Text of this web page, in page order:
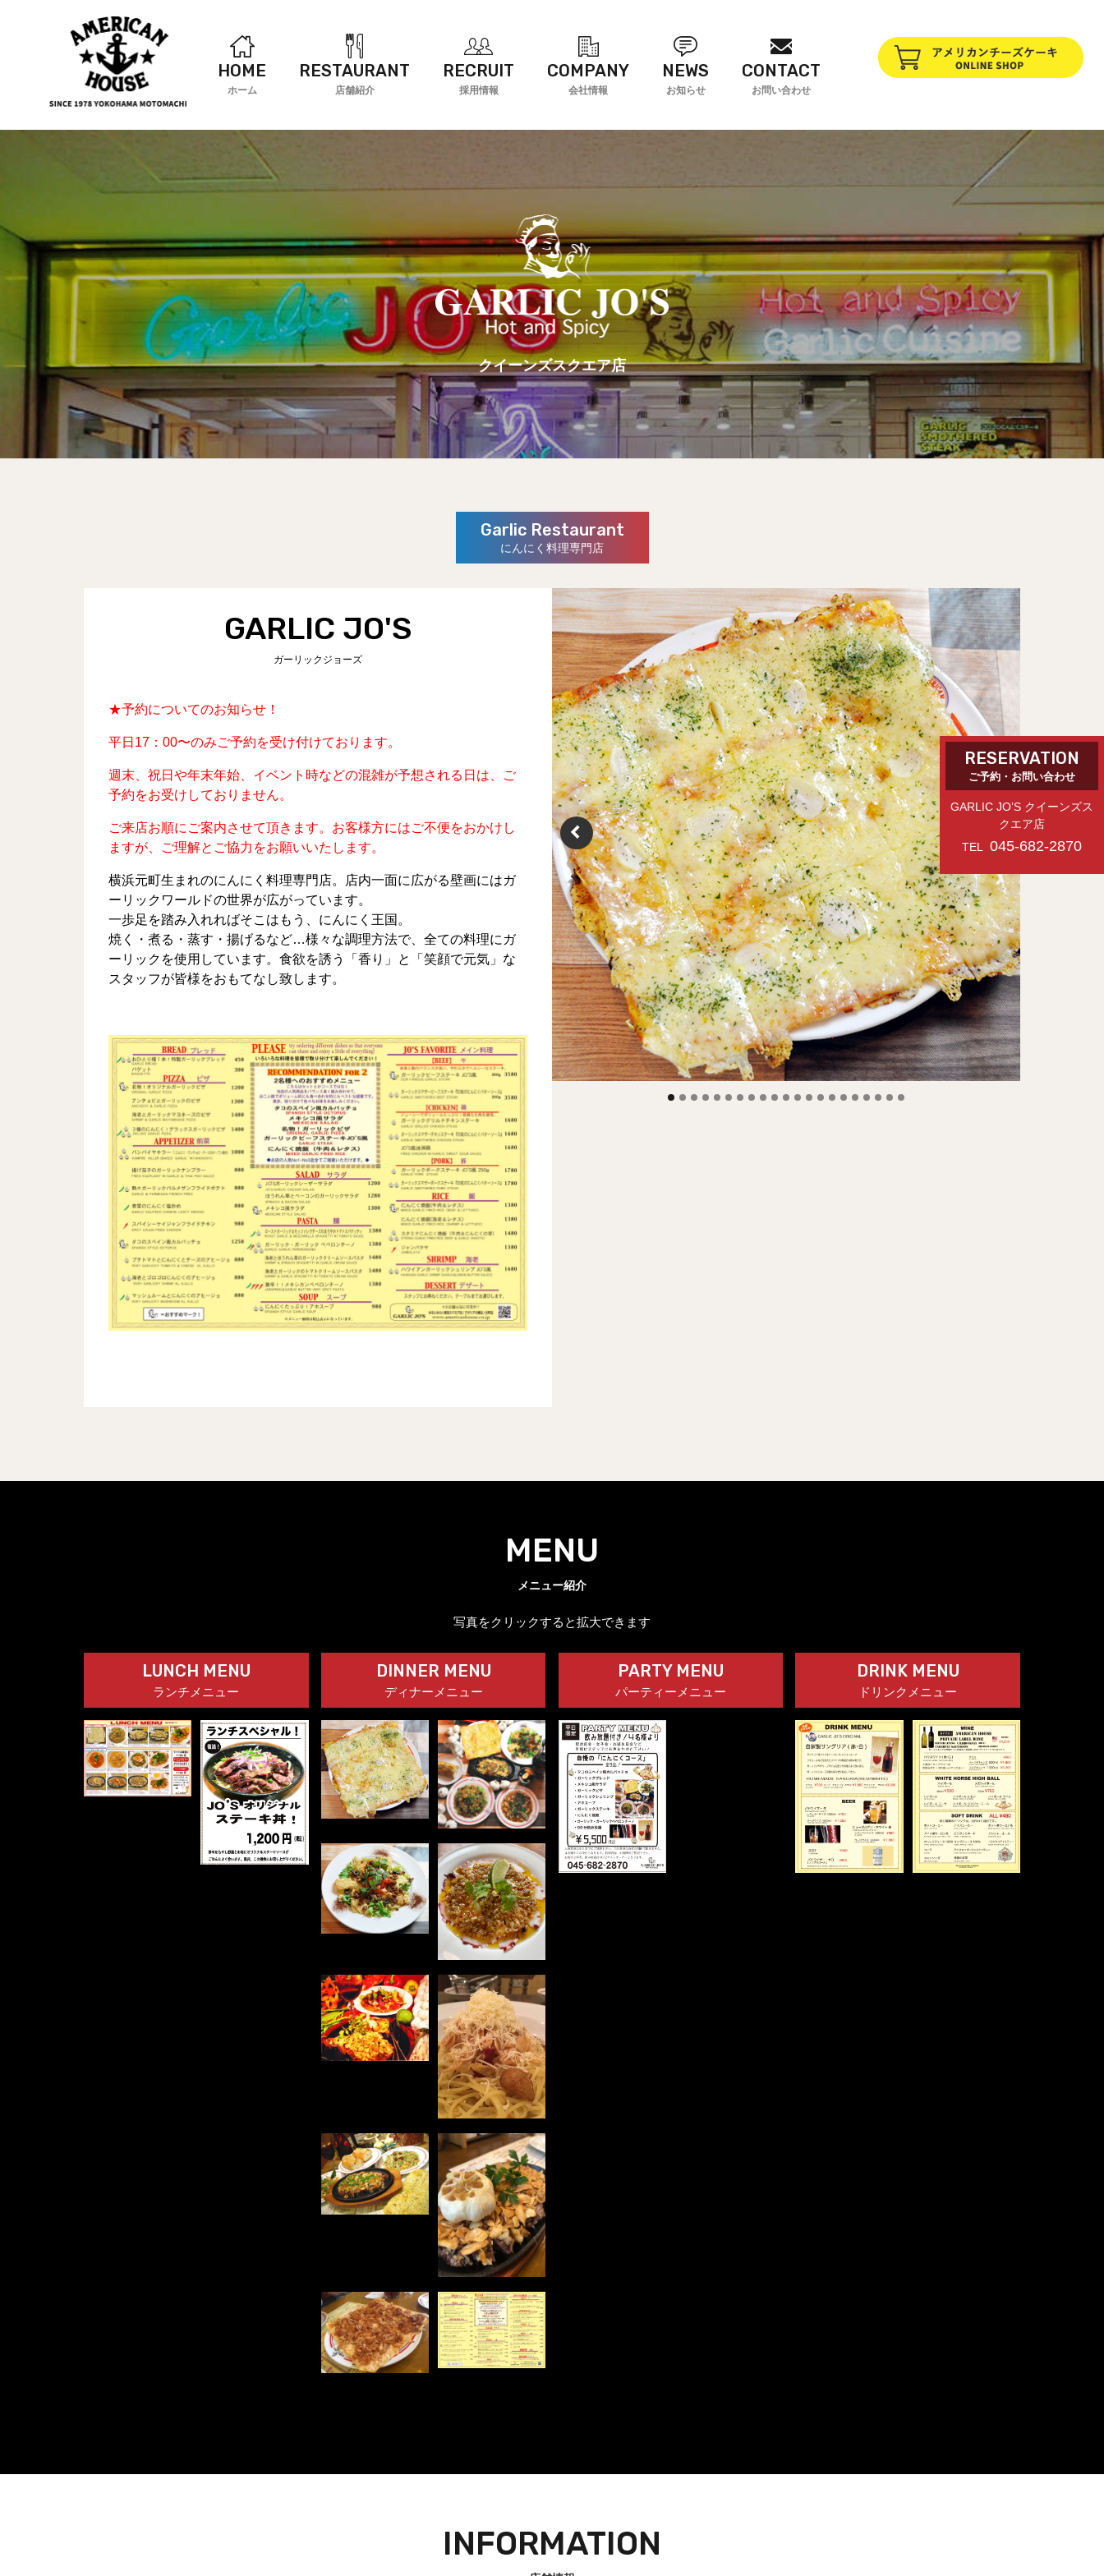
HOME
ホーム
RESTAURANT
店舗紹介
RECRUIT
採用情報
COMPANY
会社情報
NEWS
お知らせ
CONTACT
お問い合わせ
クイーンズスクエア店
Garlic Restaurant
にんにく料理専門店
​GARLIC JO'S
ガーリックジョーズ
★予約についてのお知らせ！
平日17：00〜のみご予約を受け付けております。
週末、祝日や年末年始、イベント時などの混雑が予想される日は、ご
予約をお受けしておりません。
ご来店お順にご案内させて頂きます。お客様方にはご不便をおかけし
ますが、ご理解とご協力をお願いいたします。
横浜元町生まれのにんにく料理専門店。店内一面に広がる壁画にはガ
ーリックワールドの世界が広がっています。
一歩足を踏み入れればそこはもう、にんにく王国。
焼く・煮る・蒸す・揚げるなど…様々な調理方法で、全ての料理にガ
ーリックを使用しています。食欲を誘う「香り」と「笑顔で元気」な
スタッフが皆様をおもてなし致します。
MENU
メニュー紹介
写真をクリックすると拡大できます
LUNCH MENU
ランチメニュー
DINNER MENU
ディナーメニュー
PARTY MENU
パーティーメニュー
DRINK MENU
ドリンクメニュー
INFORMATION
RESERVATION
ご予約・お問い合わせ
​GARLIC JO’S クイーンズス
クエア店
TEL
045-682-2870